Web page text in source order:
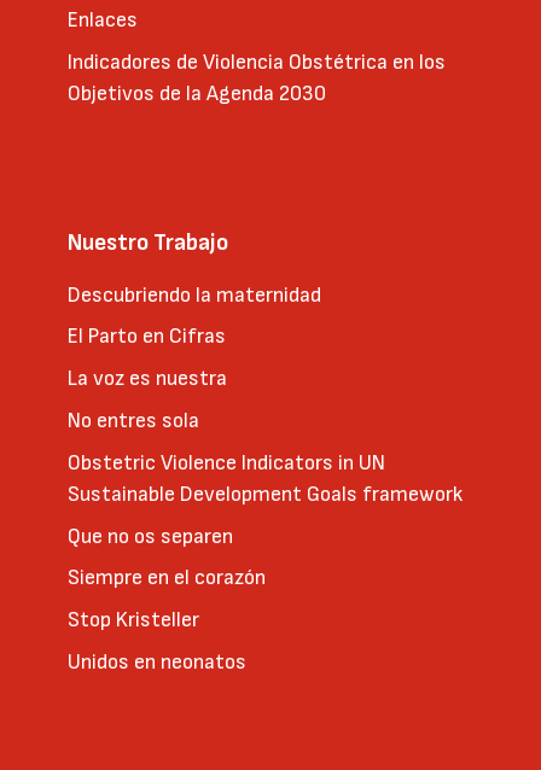
Enlaces
Indicadores de Violencia Obstétrica en los
Objetivos de la Agenda 2030
Nuestro Trabajo
Descubriendo la maternidad
El Parto en Cifras
La voz es nuestra
No entres sola
Obstetric Violence Indicators in UN
Sustainable Development Goals framework
Que no os separen
Siempre en el corazón
Stop Kristeller
Unidos en neonatos